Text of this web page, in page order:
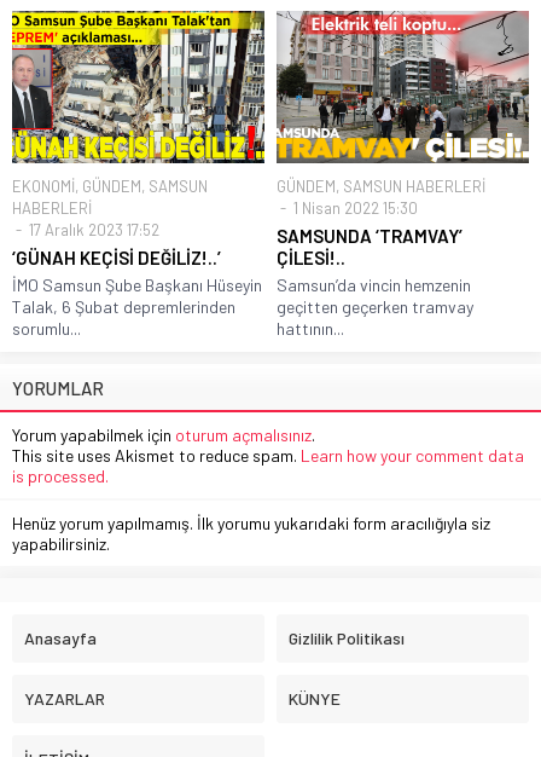
EKONOMİ, GÜNDEM, SAMSUN
HABERLERİ
17 Aralık 2023 17:52
‘GÜNAH KEÇİSİ DEĞİLİZ!..’
İMO Samsun Şube Başkanı Hüseyin
Talak, 6 Şubat depremlerinden
sorumlu...
GÜNDEM, SAMSUN HABERLERİ
1 Nisan 2022 15:30
SAMSUNDA ‘TRAMVAY’
ÇİLESİ!..
Samsun’da vincin hemzenin
geçitten geçerken tramvay
hattının...
YORUMLAR
Yorum yapabilmek için oturum açmalısınız.
This site uses Akismet to reduce spam. Learn how your comment data
is processed.
Henüz yorum yapılmamış. İlk yorumu yukarıdaki form aracılığıyla siz
yapabilirsiniz.
Anasayfa Gizlilik Politikası
YAZARLAR KÜNYE